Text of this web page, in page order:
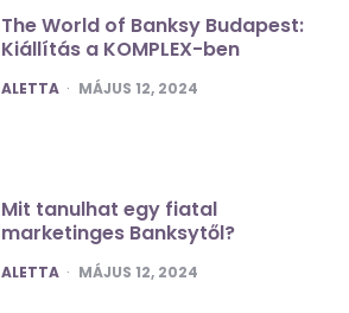
The World of Banksy Budapest:
Kiállítás a KOMPLEX-ben
POSTED
ALETTA MÁJUS 12, 2024
Mit tanulhat egy fiatal
marketinges Banksytől?
POSTED
ALETTA MÁJUS 12, 2024